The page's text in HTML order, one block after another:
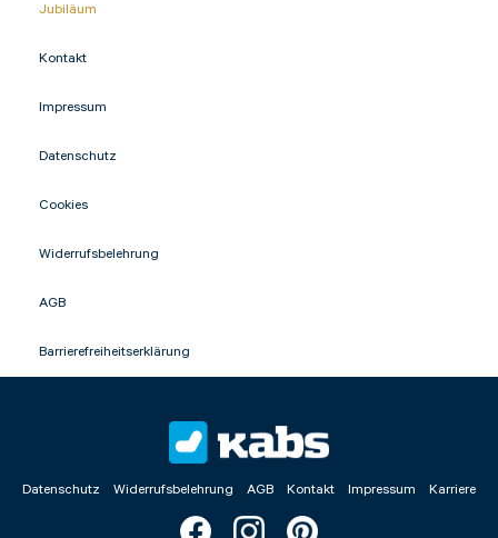
Angaben sind Pflichtfelder.
Jubiläum
Kontakt
Impressum
Datenschutz
Cookies
Widerrufsbelehrung
AGB
Barrierefreiheitserklärung
Datenschutz Widerrufsbelehrung AGB Kontakt Impressum Karriere